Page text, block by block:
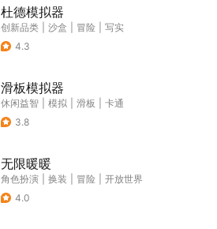
杜德模拟器
创新品类 沙盒 冒险
写实
4.3
滑板模拟器
休闲益智 模拟 滑板
卡通
3.8
无限暖暖
角色扮演 换装 冒险
开放世界
4.0